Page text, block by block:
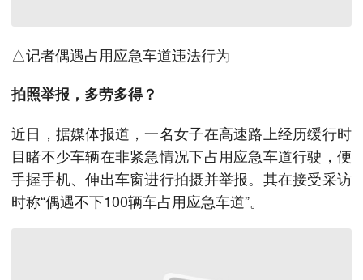
△记者偶遇占用应急车道违法行为
拍照举报，多劳多得？
近日，据媒体报道，一名女子在高速路上经历缓行时
目睹不少车辆在非紧急情况下占用应急车道行驶，便
手握手机、伸出车窗进行拍摄并举报。其在接受采访
时称“偶遇不下100辆车占用应急车道”。